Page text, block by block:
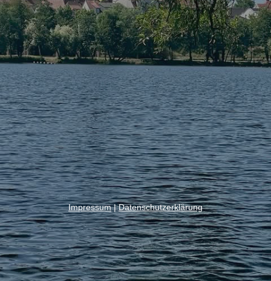
Impressum|Datenschutzerklärung